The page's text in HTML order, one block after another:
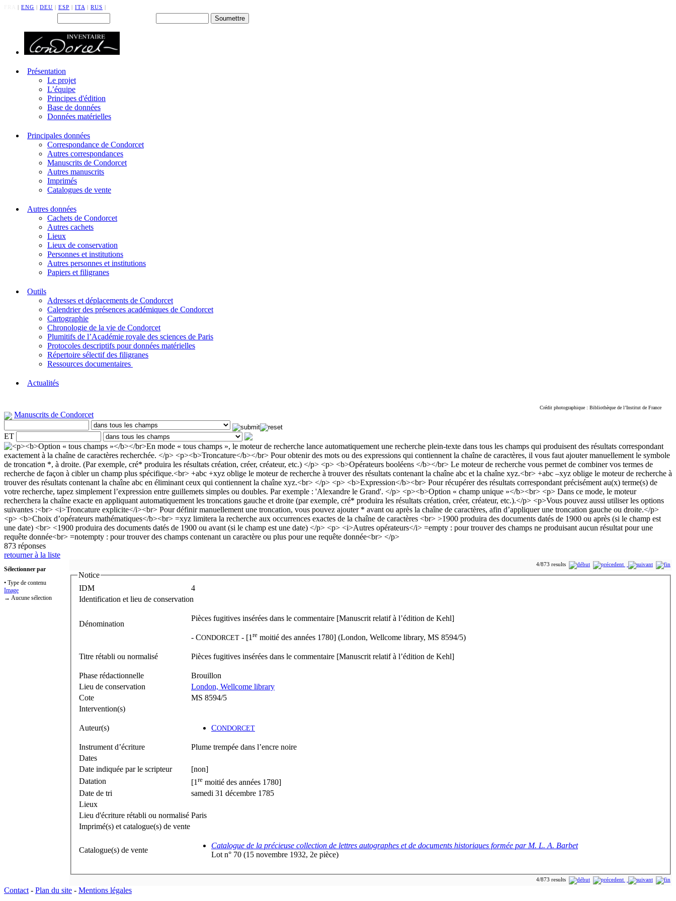
| ENG | DEU | ESP | ITA | RUS |
Présentation
Le projet
L’équipe
Principes d'édition
Base de données
Données matérielles
Principales données
Correspondance de Condorcet
Autres correspondances
Manuscrits de Condorcet
Autres manuscrits
Imprimés
Catalogues de vente
Autres données
Cachets de Condorcet
Autres cachets
Lieux
Lieux de conservation
Personnes et institutions
Autres personnes et institutions
Papiers et filigranes
Outils
Adresses et déplacements de Condorcet
Calendrier des présences académiques de Condorcet
Cartographie
Chronologie de la vie de Condorcet
Plumitifs de l’Académie royale des sciences de Paris
Protocoles descriptifs pour données matérielles
Répertoire sélectif des filigranes
Ressources documentaires
Actualités
Crédit photographique : Bibliothèque de l’Institut de France
Manuscrits de Condorcet
ET
873 réponses
retourner à la liste
Sélectionner par
• Type de contenu
Image
→ Aucune sélection
4/873 results
Notice
IDM
4
Identification et lieu de conservation
Dénomination
Pièces fugitives insérées dans le commentaire [Manuscrit relatif à l’édition de Kehl]
- CONDORCET - [1 re moitié des années 1780] (London, Wellcome library, MS 8594/5)
Titre rétabli ou normalisé Pièces fugitives insérées dans le commentaire [Manuscrit relatif à l’édition de Kehl]
Phase rédactionnelle
Brouillon
Lieu de conservation
London, Wellcome library
Cote
MS 8594/5
Intervention(s)
Auteur(s) CONDORCET
Instrument d’écriture
Plume trempée dans l’encre noire
Dates
Date indiquée par le scripteur
[non]
Datation
[1 re moitié des années 1780]
Date de tri
samedi 31 décembre 1785
Lieux
Lieu d'écriture rétabli ou normalisé Paris
Imprimé(s) et catalogue(s) de vente
Catalogue(s) de vente
Catalogue de la précieuse collection de lettres autographes et de documents historiques formée par M. L. A. Barbet
Lot n° 70 (15 novembre 1932, 2e pièce)
4/873 results
Contact - Plan du site - Mentions légales